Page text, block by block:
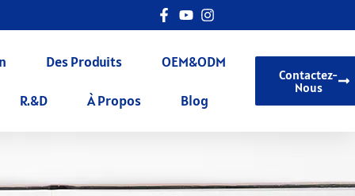
Des Produits OEM&ODM
R.&D À Propos Blog
Contactez-
Nous